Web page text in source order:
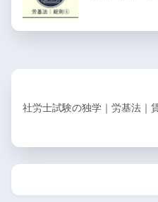
社労士試験の独学｜労基法｜